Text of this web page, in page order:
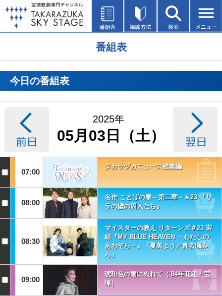
番組表
今日の番組表
2025年
05月03日（土）
07:00
タカラヅカニュース総集編
08:00
名作 ことばの泉～第二章～＃23 『リ
ラの壁の囚人たち』
08:30
マイスターの教え リターンズ＃23 宙
組『MY BLUE HEAVEN －わたしの
あおぞら－』「夏美よう／真名瀬み
ら」
09:00
琥珀色の雨にぬれて（’84年花組・宝
塚）